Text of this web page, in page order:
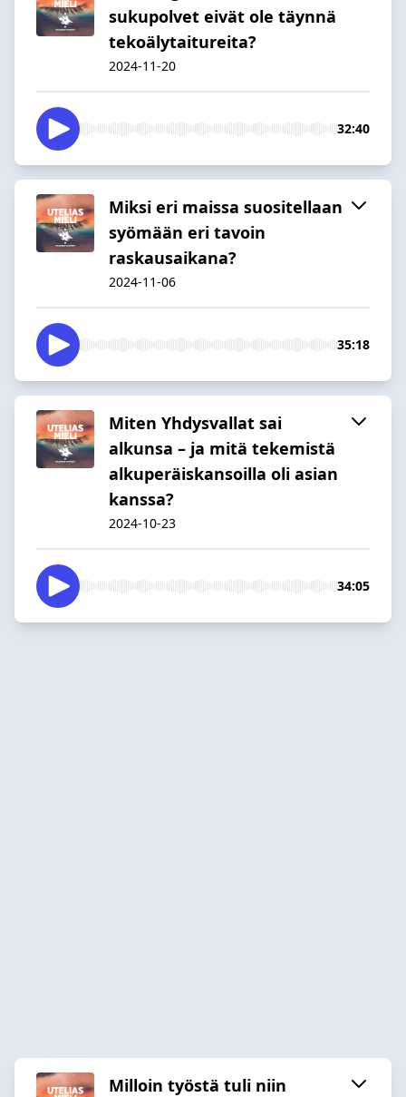
sukupolvet eivät ole täynnä
tekoälytaitureita?
2024-11-20
32:40
Miksi eri maissa suositellaan
syömään eri tavoin
raskausaikana?
2024-11-06
35:18
Miten Yhdysvallat sai
alkunsa – ja mitä tekemistä
alkuperäiskansoilla oli asian
kanssa?
2024-10-23
34:05
Milloin työstä tuli niin